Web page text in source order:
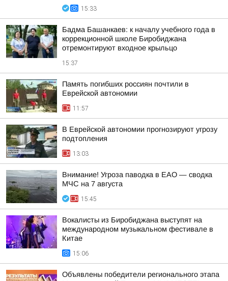
15:33
Бадма Башанкаев: к началу учебного года в
коррекционной школе Биробиджана
отремонтируют входное крыльцо
15:37
Память погибших россиян почтили в
Еврейской автономии
11:57
В Еврейской автономии прогнозируют угрозу
подтопления
13:03
Внимание! Угроза паводка в ЕАО — сводка
МЧС на 7 августа
15:45
Вокалисты из Биробиджана выступят на
международном музыкальном фестивале в
Китае
15:06
Объявлены победители регионального этапа